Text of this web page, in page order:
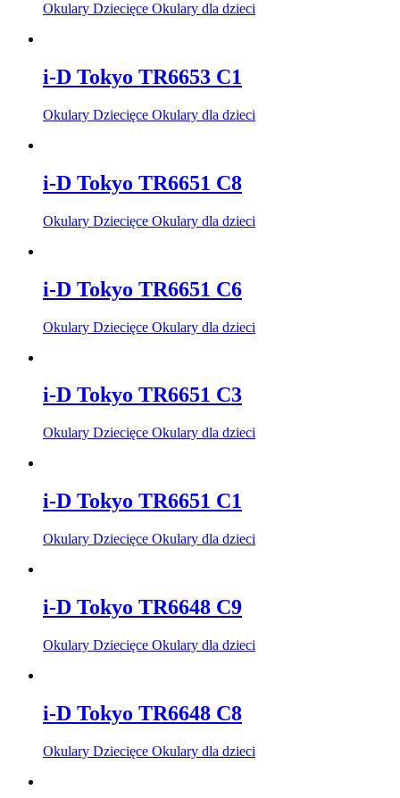
Okulary Dziecięce Okulary dla dzieci
i-D Tokyo TR6653 C1
Okulary Dziecięce Okulary dla dzieci
i-D Tokyo TR6651 C8
Okulary Dziecięce Okulary dla dzieci
i-D Tokyo TR6651 C6
Okulary Dziecięce Okulary dla dzieci
i-D Tokyo TR6651 C3
Okulary Dziecięce Okulary dla dzieci
i-D Tokyo TR6651 C1
Okulary Dziecięce Okulary dla dzieci
i-D Tokyo TR6648 C9
Okulary Dziecięce Okulary dla dzieci
i-D Tokyo TR6648 C8
Okulary Dziecięce Okulary dla dzieci